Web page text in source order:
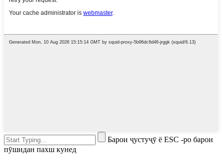
Барои ҷустуҷӯ ё ESC -ро барои
пӯшидан пахш кунед